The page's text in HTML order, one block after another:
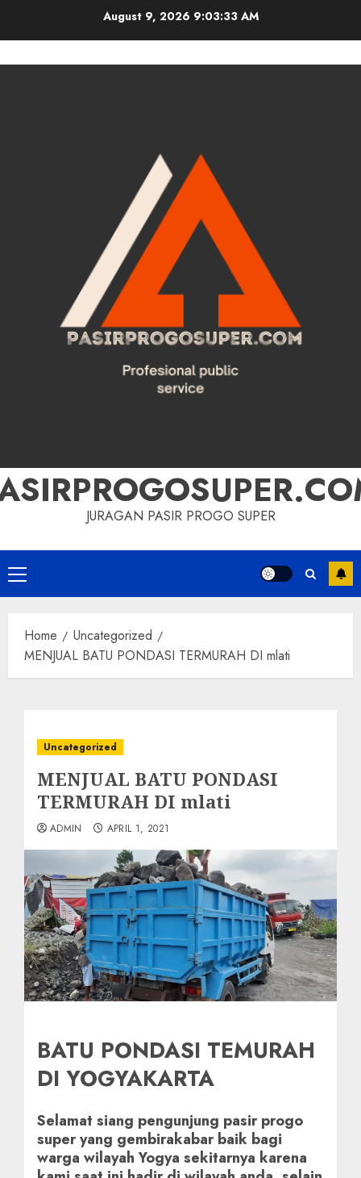
August 9, 2026 9:03:34 AM
JURAGAN PASIR PROGO SUPER
Primary
Menu
Home
Uncategorized
MENJUAL BATU PONDASI TERMURAH DI mlati
Uncategorized
MENJUAL BATU PONDASI
TERMURAH DI mlati
ADMIN APRIL 1, 2021
BATU PONDASI TEMURAH
DI YOGYAKARTA
Selamat siang pengunjung pasir progo
super yang gembirakabar baik bagi
warga wilayah Yogya sekitarnya karena